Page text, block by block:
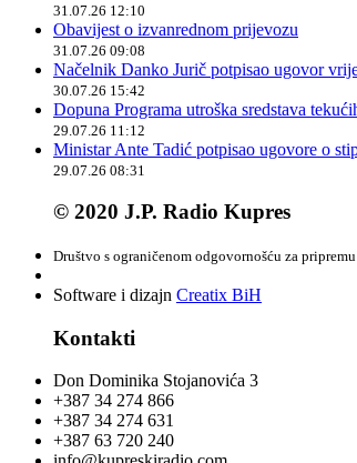
31.07.26 12:10
Obavijest o izvanrednom prijevozu
31.07.26 09:08
Načelnik Danko Jurič potpisao ugovor
30.07.26 15:42
Dopuna Programa utroška sredstava
29.07.26 11:12
Ministar Ante Tadić potpisao ugovore o
29.07.26 08:31
© 2020 J.P. Radio Kupres
Društvo s ograničenom odgovornošću za
Software i dizajn Creatix BiH
Kontakti
Don Dominika Stojanovića 3
+387 34 274 866
+387 34 274 631
+387 63 720 240